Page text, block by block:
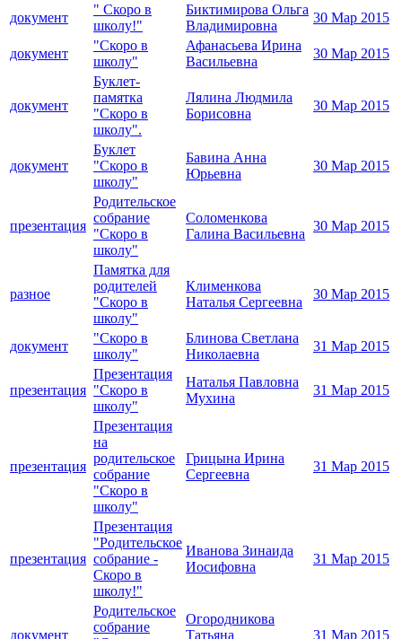
документ
" Скоро в
школу!"
Биктимирова Ольга
Владимировна
30 Мар 2015
документ
"Скоро в
школу"
Афанасьева Ирина
Васильевна
30 Мар 2015
документ
Буклет-
памятка
"Скоро в
школу".
Лялина Людмила
Борисовна
30 Мар 2015
документ
Буклет
"Скоро в
школу"
Бавина Анна
Юрьевна
30 Мар 2015
презентация
Родительское
собрание
"Скоро в
школу"
Соломенкова
Галина Васильевна
30 Мар 2015
разное
Памятка для
родителей
"Скоро в
школу"
Клименкова
Наталья Сергеевна
30 Мар 2015
документ
"Скоро в
школу"
Блинова Светлана
Николаевна
31 Мар 2015
презентация
Презентация
"Скоро в
школу"
Наталья Павловна
Мухина
31 Мар 2015
презентация
Презентация
на
родительское
собрание
"Скоро в
школу"
Грицына Ирина
Сергеевна
31 Мар 2015
презентация
Презентация
"Родительское
собрание -
Скоро в
школу!"
Иванова Зинаида
Иосифовна
31 Мар 2015
документ
Родительское
собрание
Огородникова
Татьяна
31 Мар 2015